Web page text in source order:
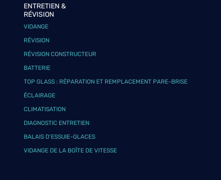
ENTRETIEN &
RÉVISION
VIDANGE
RÉVISION
RÉVISION CONSTRUCTEUR
BATTERIE
TOP GLASS : RÉPARATION ET REMPLACEMENT PARE-BRISE
ÉCLAIRAGE
CLIMATISATION
DIAGNOSTIC ENTRETIEN
BALAIS D’ESSUIE-GLACES
VIDANGE DE LA BOÎTE DE VITESSE